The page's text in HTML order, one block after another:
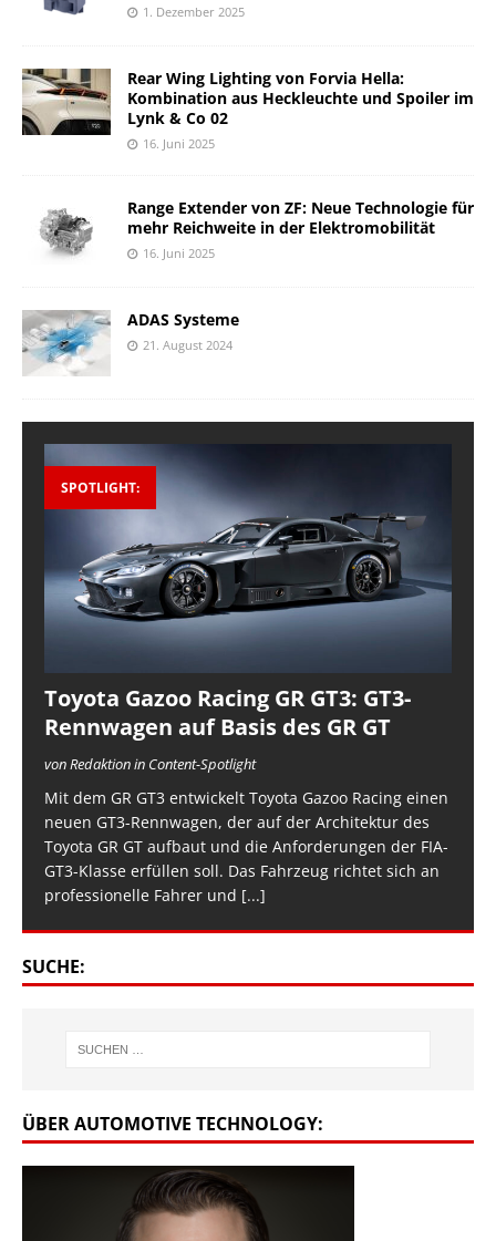
1. Dezember 2025
Rear Wing Lighting von Forvia Hella:
Kombination aus Heckleuchte und Spoiler im
Lynk & Co 02
16. Juni 2025
Range Extender von ZF: Neue Technologie für
mehr Reichweite in der Elektromobilität
16. Juni 2025
ADAS Systeme
21. August 2024
SPOTLIGHT:
Toyota Gazoo Racing GR GT3: GT3-
Rennwagen auf Basis des GR GT
von Redaktion in Content-Spotlight
Mit dem GR GT3 entwickelt Toyota Gazoo Racing einen
neuen GT3-Rennwagen, der auf der Architektur des
Toyota GR GT aufbaut und die Anforderungen der FIA-
GT3-Klasse erfüllen soll. Das Fahrzeug richtet sich an
professionelle Fahrer und [...]
SUCHE:
ÜBER AUTOMOTIVE TECHNOLOGY: